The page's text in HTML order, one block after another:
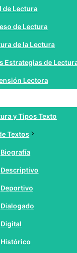
de Lectura
de Lectura
de la Lectura
Estrategias de
Lectora
y Tipos Texto
Textos
Biografía
Descriptivo
Deportivo
Dialogado
Digital
Histórico